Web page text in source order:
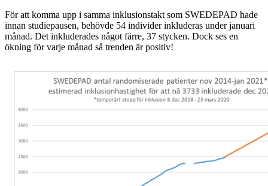
För att komma upp i samma inklusionstakt som SWEDEPAD hade
innan studiepausen, behövde 54 individer inkluderas under januari
månad. Det inkluderades något färre, 37 stycken. Dock ses en
ökning för varje månad så trenden är positiv!